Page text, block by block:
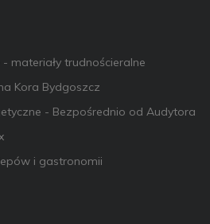
materiały trudnościeralne
Kora Bydgoszcz
- Bezpośrednio od Audytora
i gastronomii